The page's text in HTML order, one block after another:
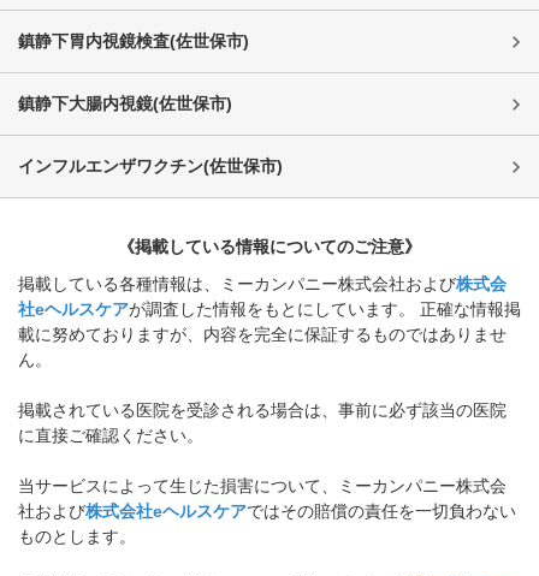
鎮静下胃内視鏡検査(佐世保市)
鎮静下大腸内視鏡(佐世保市)
インフルエンザワクチン(佐世保市)
《掲載している情報についてのご注意》
掲載している各種情報は、ミーカンパニー株式会社および株式会
社eヘルスケアが調査した情報をもとにしています。 正確な情報掲
載に努めておりますが、内容を完全に保証するものではありませ
ん。
掲載されている医院を受診される場合は、事前に必ず該当の医院
に直接ご確認ください。
当サービスによって生じた損害について、ミーカンパニー株式会
社および株式会社eヘルスケアではその賠償の責任を一切負わない
ものとします。